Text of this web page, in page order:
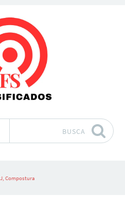
BUSCA
Compostura